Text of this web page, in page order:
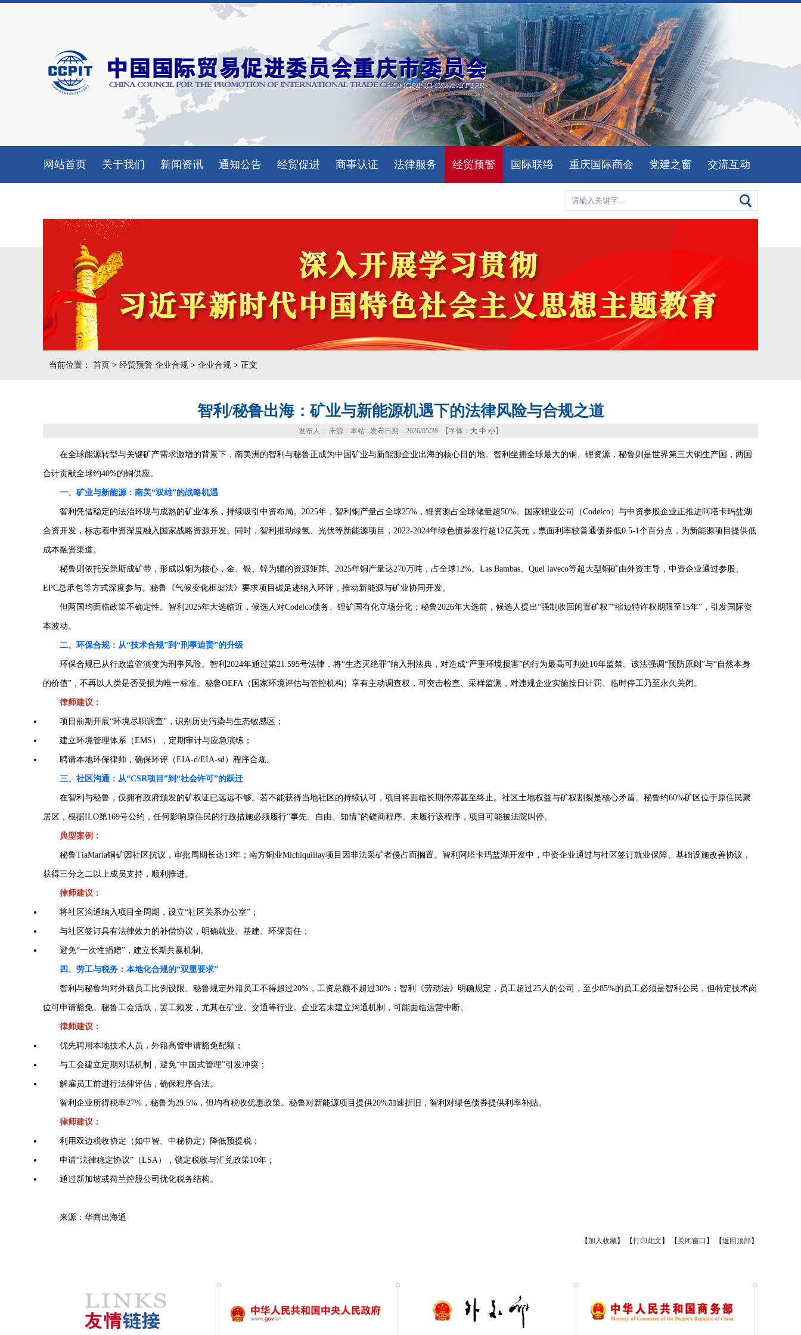
网站首页 关于我们 新闻资讯 通知公告 经贸促进 商事认证 法律服务 经贸预警 国际联络 重庆国际商会 党建之窗 交流互动
当前位置： 首页 > 经贸预警 企业合规 > 企业合规 > 正文
智利/秘鲁出海：矿业与新能源机遇下的法律风险与合规之道
发布人： 来源：本站 发布日期：2026/05/28 【字体： 大 中 小】
在全球能源转型与关键矿产需求激增的背景下，南美洲的智利与秘鲁正成为中国矿业与新能源企业出海的核心目的地。智利坐拥全球最大的铜、锂资源，秘鲁则是世界第三大铜生产国，两国
合计贡献全球约40%的铜供应。
一、矿业与新能源：南美“双雄”的战略机遇
智利凭借稳定的法治环境与成熟的矿业体系，持续吸引中资布局。2025年，智利铜产量占全球25%，锂资源占全球储量超50%。国家锂业公司（Codelco）与中资参股企业正推进阿塔卡玛盐湖
合资开发，标志着中资深度融入国家战略资源开发。同时，智利推动绿氢、光伏等新能源项目，2022-2024年绿色债券发行超12亿美元，票面利率较普通债券低0.5-1个百分点，为新能源项目提供低
成本融资渠道。
秘鲁则依托安第斯成矿带，形成以铜为核心，金、银、锌为辅的资源矩阵。2025年铜产量达270万吨，占全球12%。Las Bambas、Quel laveco等超大型铜矿由外资主导，中资企业通过参股、
EPC总承包等方式深度参与。秘鲁《气候变化框架法》要求项目碳足迹纳入环评，推动新能源与矿业协同开发。
但两国均面临政策不确定性。智利2025年大选临近，候选人对Codelco债务、锂矿国有化立场分化；秘鲁2026年大选前，候选人提出“强制收回闲置矿权”“缩短特许权期限至15年”，引发国际资
本波动。
二、环保合规：从“技术合规”到“刑事追责”的升级
环保合规已从行政监管演变为刑事风险。智利2024年通过第21.595号法律，将“生态灭绝罪”纳入刑法典，对造成“严重环境损害”的行为最高可判处10年监禁。该法强调“预防原则”与“自然本身
的价值”，不再以人类是否受损为唯一标准。秘鲁OEFA（国家环境评估与管控机构）享有主动调查权，可突击检查、采样监测，对违规企业实施按日计罚、临时停工乃至永久关闭。
律师建议：
项目前期开展“环境尽职调查”，识别历史污染与生态敏感区；
建立环境管理体系（EMS），定期审计与应急演练；
聘请本地环保律师，确保环评（EIA-d/EIA-sd）程序合规。
三、社区沟通：从“CSR项目”到“社会许可”的跃迁
在智利与秘鲁，仅拥有政府颁发的矿权证已远远不够。若不能获得当地社区的持续认可，项目将面临长期停滞甚至终止。社区土地权益与矿权割裂是核心矛盾。秘鲁约60%矿区位于原住民聚
居区，根据ILO第169号公约，任何影响原住民的行政措施必须履行“事先、自由、知情”的磋商程序。未履行该程序，项目可能被法院叫停。
典型案例：
秘鲁TíaMaría铜矿因社区抗议，审批周期长达13年；南方铜业Michiquillay项目因非法采矿者侵占而搁置。智利阿塔卡玛盐湖开发中，中资企业通过与社区签订就业保障、基础设施改善协议，
获得三分之二以上成员支持，顺利推进。
律师建议：
将社区沟通纳入项目全周期，设立“社区关系办公室”；
与社区签订具有法律效力的补偿协议，明确就业、基建、环保责任；
避免“一次性捐赠”，建立长期共赢机制。
四、劳工与税务：本地化合规的“双重要求”
智利与秘鲁均对外籍员工比例设限。秘鲁规定外籍员工不得超过20%，工资总额不超过30%；智利《劳动法》明确规定，员工超过25人的公司，至少85%的员工必须是智利公民，但特定技术岗
位可申请豁免。秘鲁工会活跃，罢工频发，尤其在矿业、交通等行业。企业若未建立沟通机制，可能面临运营中断。
律师建议：
优先聘用本地技术人员，外籍高管申请豁免配额；
与工会建立定期对话机制，避免“中国式管理”引发冲突；
解雇员工前进行法律评估，确保程序合法。
智利企业所得税率27%，秘鲁为29.5%，但均有税收优惠政策。秘鲁对新能源项目提供20%加速折旧，智利对绿色债券提供利率补贴。
律师建议：
利用双边税收协定（如中智、中秘协定）降低预提税；
申请“法律稳定协议”（LSA），锁定税收与汇兑政策10年；
通过新加坡或荷兰控股公司优化税务结构。
来源：华商出海通
【加入收藏】 【打印此文 】 【 关闭窗口 】 【返回顶部】